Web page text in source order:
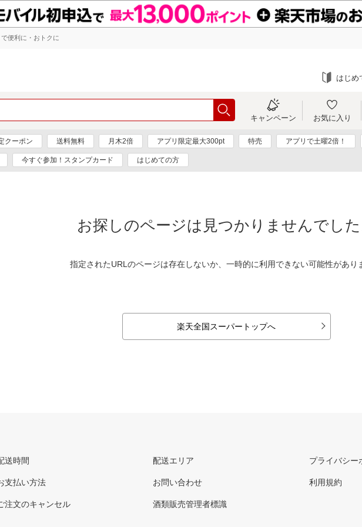
便利に・おトクに
はじめ
キャンペーン お気に入り
クーポン 送料無料 月木2倍 アプリ限定最大300pt 特売 アプリで土曜2倍！
今すぐ参加！スタンプカード はじめての方
お探しのページは見つかりませんでした
指定されたURLのページは存在しないか、一時的に利用できない可能性があり
楽天全国スーパートップへ
送時間
支払い方法
注文のキャンセル
配送エリア
お問い合わせ
酒類販売管理者標識
プライバシー
利用規約